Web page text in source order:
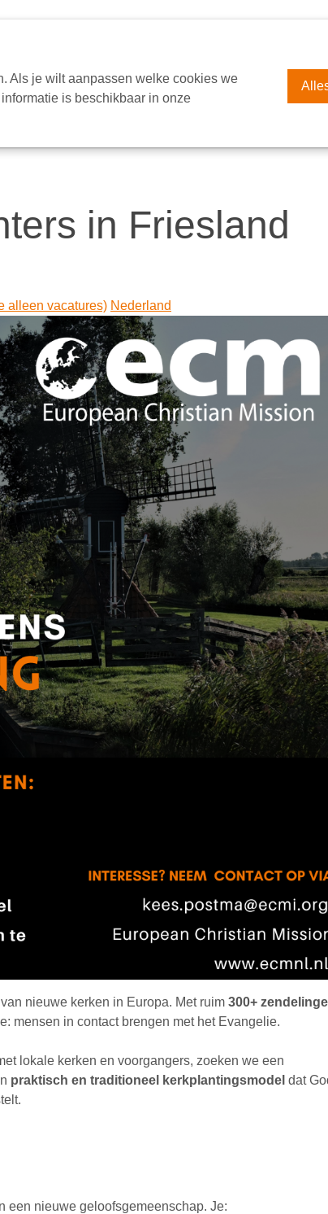
Als je wilt aanpassen welke cookies we
is beschikbaar in onze
in Friesland
alleen vacatures) Nederland
nieuwe kerken in Europa. Met ruim 300+
mensen in contact brengen met het Evangelie.
lokale kerken en voorgangers, zoeken we een
praktisch en traditioneel kerkplantingsmodel dat
een nieuwe geloofsgemeenschap. Je: